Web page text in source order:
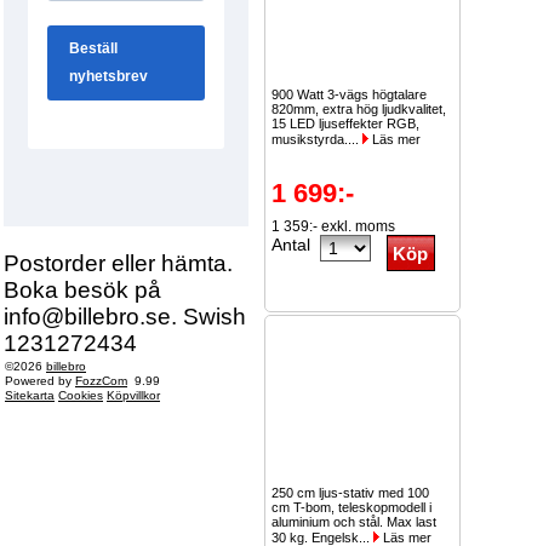
Postorder eller hämta.
Boka besök på
info@billebro.se. Swish
1231272434
©2026 billebro
Powered by FozzCom 9.99
Sitekarta Cookies Köpvillkor
900 Watt 3-vägs högtalare
820mm, extra hög ljudkvalitet,
15 LED ljuseffekter RGB,
musikstyrda....
Läs mer
1 699:-
1 359:- exkl. moms
Antal
250 cm ljus-stativ med 100
cm T-bom, teleskopmodell i
aluminium och stål. Max last
30 kg. Engelsk...
Läs mer